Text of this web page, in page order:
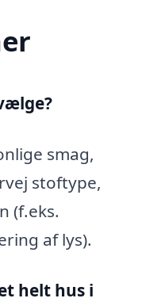
smag,
stoftype,
(f.eks.
af lys).
helt hus i